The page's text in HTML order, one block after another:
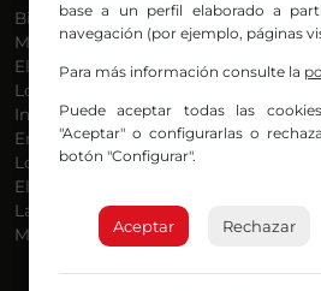
Bilbosport
Más Música
El Madrugador
Lo Más Nuevo
Informativos
En Ruta
Locos por la Música
El Supermadrugador
La Mañana de Radio Nervión
Más Madrugada
Dani
Eva
Jon
base a un perfil elaborado a
navegación (por ejemplo, páginas
Para más información consulte la
Puede aceptar todas las
"Aceptar" o configurarlas o
botón "Configurar".
Aceptar Rechazar